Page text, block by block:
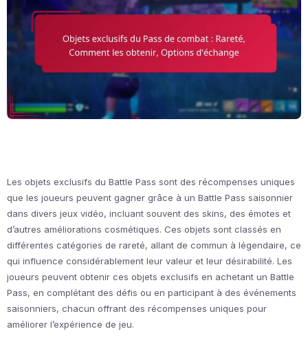
Les objets exclusifs du Battle Pass sont des récompenses uniques
que les joueurs peuvent gagner grâce à un Battle Pass saisonnier
dans divers jeux vidéo, incluant souvent des skins, des émotes et
d’autres améliorations cosmétiques. Ces objets sont classés en
différentes catégories de rareté, allant de commun à légendaire, ce
qui influence considérablement leur valeur et leur désirabilité. Les
joueurs peuvent obtenir ces objets exclusifs en achetant un Battle
Pass, en complétant des défis ou en participant à des événements
saisonniers, chacun offrant des récompenses uniques pour
améliorer l’expérience de jeu.